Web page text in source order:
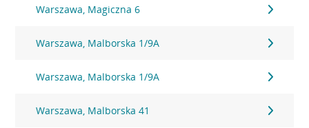
Warszawa, Magiczna 6
Warszawa, Malborska 1/9A
Warszawa, Malborska 1/9A
Warszawa, Malborska 41